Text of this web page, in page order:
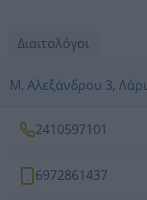
Διαιτολόγοι
Μ. Αλεξάνδρου 3,
2410597101
6972861437